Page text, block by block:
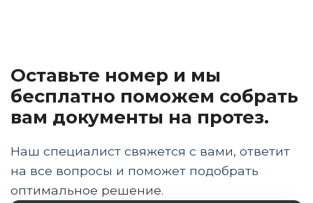
Пошаговый порядок действий: от госпиталя
до получения изделия
получения протеза
Электронный сертификат ТСР для
ветеранов СВО: инструкция
Оставьте номер и мы
бесплатно поможем собрать
вам документы на протез.
Наш специалист свяжется с вами, ответит
на все вопросы и поможет подобрать
оптимальное решение.